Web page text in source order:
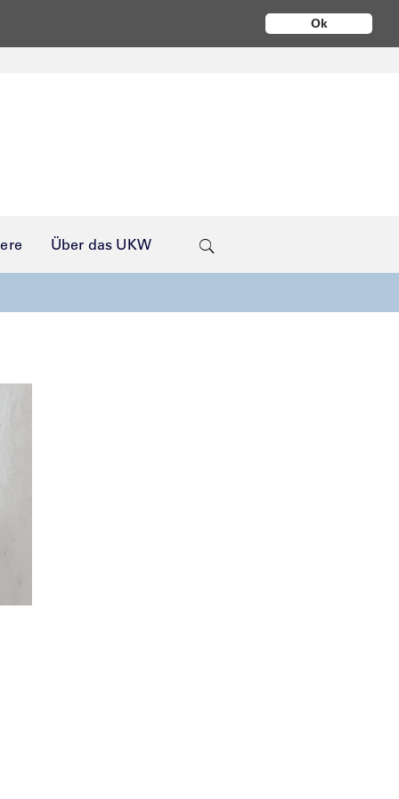
Ok
Über das UKW